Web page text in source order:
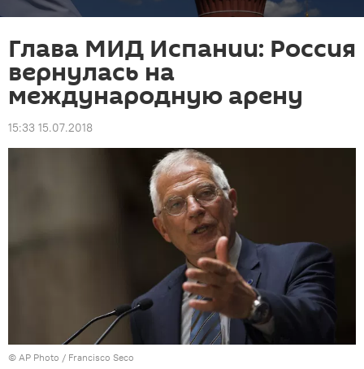
Глава МИД Испании: Россия
вернулась на
международную арену
15:33 15.07.2018
© AP Photo / Francisco Seco